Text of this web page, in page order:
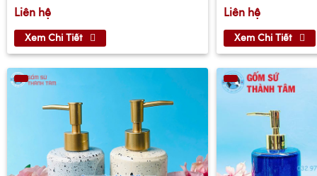
Liên hệ
Xem Chi Tiết
Liên hệ
Xem Chi Tiết